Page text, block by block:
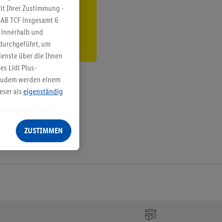
Ihrer Zustimmung -
TCF insgesamt 6
und
um
über die Ihnen
Lidl Plus-
werden einem
als eigenständig
Lidl-Dienste, Ihr
- sowie Ihre
Speichern von
Leistungs-/
technischen
bestehendes Lidl
ZUSTIMMEN